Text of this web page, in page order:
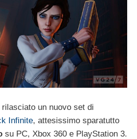
un nuovo set di
Infinite, attesissimo sparatutto
su PC, Xbox 360 e PlayStation 3.